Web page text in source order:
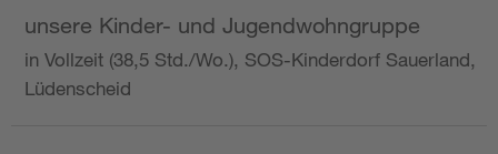
unsere Kinder- und Jugendwohngruppe
in Vollzeit (38,5 Std./Wo.), SOS-Kinderdorf Sauerland,
Lüdenscheid